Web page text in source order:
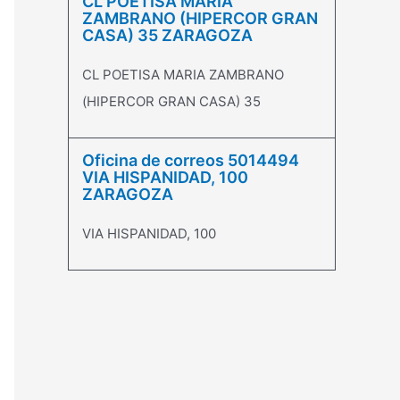
ZAMBRANO (HIPERCOR GRAN
CASA) 35 ZARAGOZA
CL POETISA MARIA ZAMBRANO
(HIPERCOR GRAN CASA) 35
Oficina de correos 5014494
VIA HISPANIDAD, 100
ZARAGOZA
VIA HISPANIDAD, 100